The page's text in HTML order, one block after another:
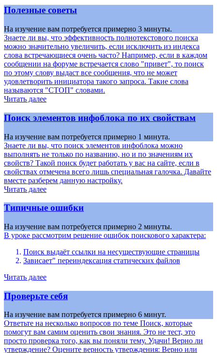
Полезные советы
На изучение вам потребуется примерно 3 минуты.
Знаете ли вы, что эффективность полнотекстового поиска
можно значительно увеличить, если исключить из индекса
слова встречающиеся очень часто? Например, если в каждом
сообщении на форуме встречается слово "привет", то поиск
по этому слову выдаст все сообщения, что не может
удовлетворить инициатора такого запроса. Такие слова
называются "СТОП" словами.
Читать далее
Поиск элементов инфоблока по их свойствам
На изучение вам потребуется примерно 1 минута.
Знаете ли вы, что поиск элементов инфоблока можно
выполнять не только по названию, но и по значениям их
свойств? Такой поиск будет работать у вас на сайте, если в
свойствах отмечена всего лишь специальная галочка. Давайте
вместе разберем данную настройку.
Читать далее
Типичные ошибки
На изучение вам потребуется примерно 2 минуты.
В уроке рассмотрим решение ошибок поискового характера:
Поиск выдаёт ссылки на несуществующие страницы
Зависает" переиндексация статических файлов
Читать далее
Проверьте себя
На изучение вам потребуется примерно 6 минут.
Ответьте на несколько вопросов по теме Поиск, которые
помогут вам самим оценить свои знания. Это не тест, это
просто проверка того, как вы поняли тему. Удачи! Верно ли
утверждение? Оцените верность утверждения: Верно или